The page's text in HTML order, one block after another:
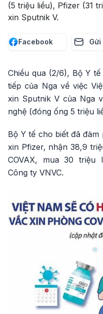
(5 triệu liều), Pfizer (31
xin Sputnik V.
Facebook Gửi
Chiều qua (2/6), Bộ Y
tiếp của Nga về việc
xin Sputnik V của Nga
nghệ (đóng ống 5 triệu
Bộ Y tế cho biết đã đàm
xin Pfizer, nhận 38,9
COVAX, mua 30 triệu
Công ty VNVC.